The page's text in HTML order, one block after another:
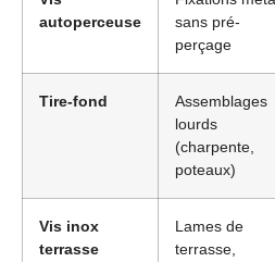
autoperceuse
sans pré-
perçage
Tire-fond
Assemblages
lourds
(charpente,
poteaux)
Vis inox
terrasse
Lames de
terrasse,